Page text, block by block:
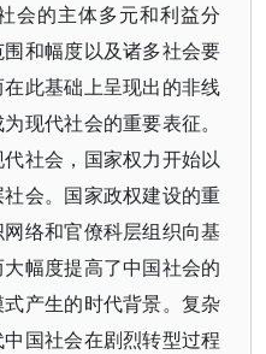
会的主体多元和利益分
和幅度以及诸多社会要
此基础上呈现出的非线
现代社会的重要表征。
社会，国家权力开始以
会。国家政权建设的重
络和官僚科层组织向基
幅度提高了中国社会的
产生的时代背景。复杂
国社会在剧烈转型过程